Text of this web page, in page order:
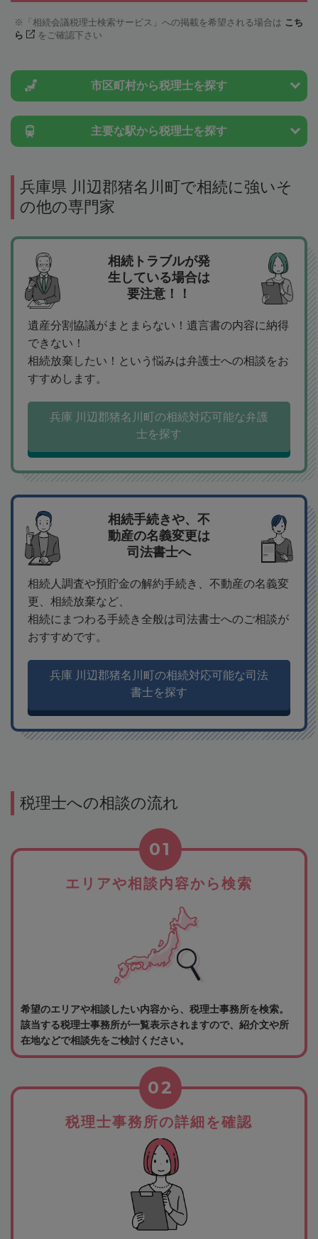
「相続会議税理士検索サービス」への掲載を希望される場合は こち
ら
をご確認下さい
市区町村から税理士を探す
主要な駅から税理士を探す
兵庫県 川辺郡猪名川町で相続に強いそ
の他の専門家
相続トラブルが発
生している場合は
要注意！！
遺産分割協議がまとまらない！遺言書の内容に納得
できない！
相続放棄したい！という悩みは弁護士への相談をお
すすめします。
兵庫 川辺郡猪名川町の相続対応可能な弁護
士を探す
相続手続きや、不
動産の名義変更は
司法書士へ
相続人調査や預貯金の解約手続き、不動産の名義変
更、相続放棄など、
相続にまつわる手続き全般は司法書士へのご相談が
おすすめです。
兵庫 川辺郡猪名川町の相続対応可能な司法
書士を探す
税理士への相談の流れ
エリアや相談内容から検索
01
希望のエリアや相談したい内容から、税理士事務所を検索。
該当する税理士事務所が一覧表示されますので、紹介文や所
在地などで相談先をご検討ください。
税理士事務所の詳細を確認
02